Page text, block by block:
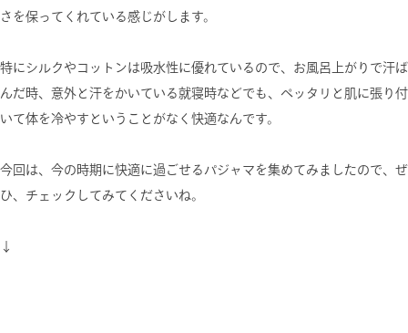
さを保ってくれている感じがします。
特にシルクやコットンは吸水性に優れているので、お風呂上がりで汗ば
んだ時、意外と汗をかいている就寝時などでも、ペッタリと肌に張り付
いて体を冷やすということがなく快適なんです。
今回は、今の時期に快適に過ごせるパジャマを集めてみましたので、ぜ
ひ、チェックしてみてくださいね。
↓